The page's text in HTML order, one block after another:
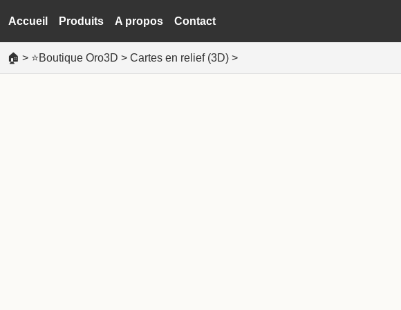
Accueil Produits A propos Contact
🏠 > ⭐Boutique Oro3D > Cartes en relief (3D) >